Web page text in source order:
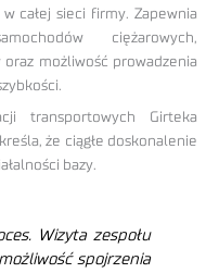
całej sieci firmy. Zapewnia
ciężarowych,
możliwość prowadzenia
transportowych Girteka
że ciągłe doskonalenie
bazy.
Wizyta zespołu
spojrzenia